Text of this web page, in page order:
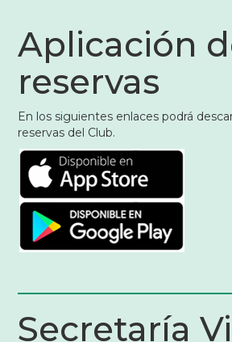
Aplicación
reservas
En los siguientes enlaces podrá
reservas del Club.
Secretaría